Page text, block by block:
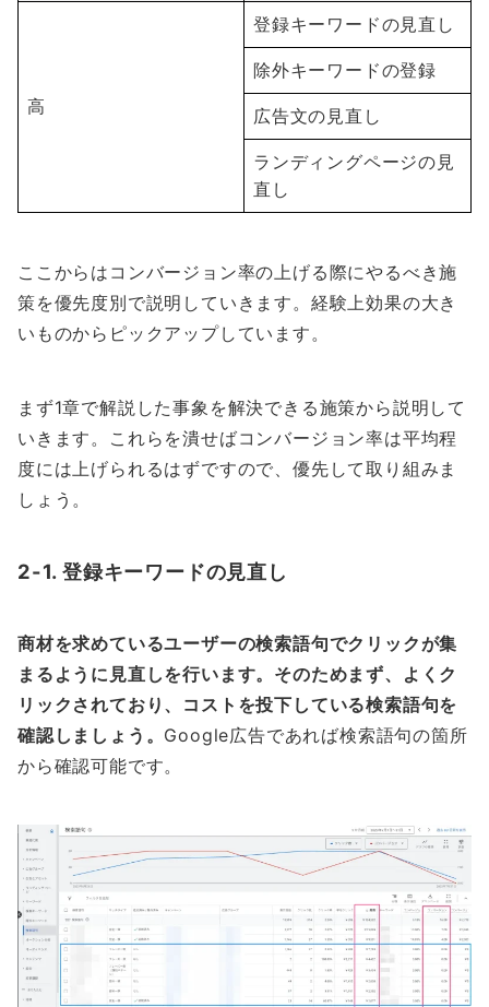
高
登録キーワードの見直し
除外キーワードの登録
広告文の見直し
ランディングページの見
直し
ここからはコンバージョン率の上げる際にやるべき施
策を優先度別で説明していきます。経験上効果の大き
いものからピックアップしています。
まず1章で解説した事象を解決できる施策から説明して
いきます。これらを潰せばコンバージョン率は平均程
度には上げられるはずですので、優先して取り組みま
しょう。
2-1. 登録キーワードの見直し
商材を求めているユーザーの検索語句でクリックが集
まるように見直しを行います。そのためまず、よくク
リックされており、コストを投下している検索語句を
確認しましょう。 Google広告であれば検索語句の箇所
から確認可能です。